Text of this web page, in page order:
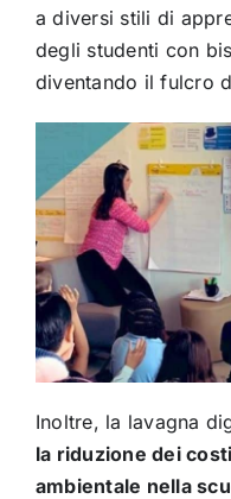
a diversi stili di
degli studenti con
diventando il fulcro
Inoltre, la lavagna
la riduzione dei
ambientale nella